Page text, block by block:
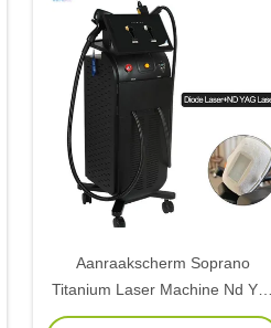
Aanraakscherm Soprano
Titanium Laser Machine Nd Yag
voor tatoeage verwijdering